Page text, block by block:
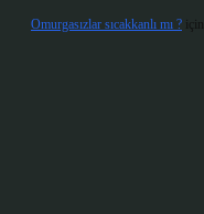
Omurgasızlar sıcakkanlı mı ? için